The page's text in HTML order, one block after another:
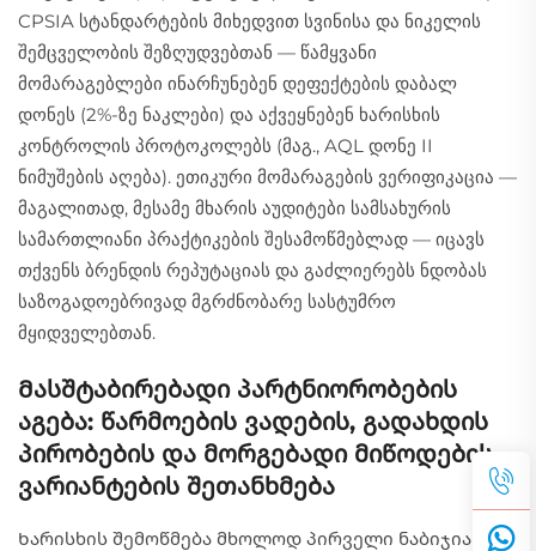
CPSIA სტანდარტების მიხედვით სვინისა და ნიკელის
შემცველობის შეზღუდვებთან — წამყვანი
მომარაგებლები ინარჩუნებენ დეფექტების დაბალ
დონეს (2%-ზე ნაკლები) და აქვეყნებენ ხარისხის
კონტროლის პროტოკოლებს (მაგ., AQL დონე II
ნიმუშების აღება). ეთიკური მომარაგების ვერიფიკაცია —
მაგალითად, მესამე მხარის აუდიტები სამსახურის
სამართლიანი პრაქტიკების შესამოწმებლად — იცავს
თქვენს ბრენდის რეპუტაციას და გაძლიერებს ნდობას
საზოგადოებრივად მგრძნობარე სასტუმრო
მყიდველებთან.
Მასშტაბირებადი პარტნიორობების
აგება: წარმოების ვადების, გადახდის
პირობების და მორგებადი მიწოდების
ვარიანტების შეთანხმება
Ხარისხის შემოწმება მხოლოდ პირველი ნაბიჯია —